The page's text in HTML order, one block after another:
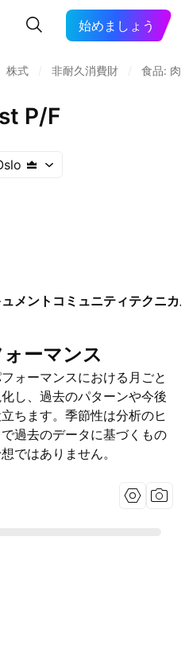
始めましょう
株式 非耐久消費財 食品: 肉
P/F
メント コミュニティテクニカ
ーマンス
ォーマンスにおける月ごと
し、過去のパターンや今後
ちます。季節性は分析のヒ
過去のデータに基づくもの
ではありません。